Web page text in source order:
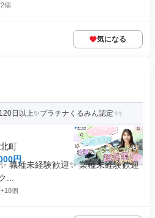
個
気になる
日以上✨プラチナくるみん認定
町
円
職種未経験歓迎✨ 業種未経験歓迎
...
+18個